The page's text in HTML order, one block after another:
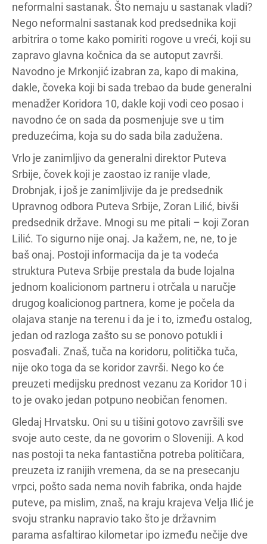
neformalni sastanak. Što nemaju u sastanak vladi?
Nego neformalni sastanak kod predsednika koji
arbitrira o tome kako pomiriti rogove u vreći, koji su
zapravo glavna kočnica da se autoput završi.
Navodno je Mrkonjić izabran za, kapo di makina,
dakle, čoveka koji bi sada trebao da bude generalni
menadžer Koridora 10, dakle koji vodi ceo posao i
navodno će on sada da posmenjuje sve u tim
preduzećima, koja su do sada bila zadužena.
Vrlo je zanimljivo da generalni direktor Puteva
Srbije, čovek koji je zaostao iz ranije vlade,
Drobnjak, i još je zanimljivije da je predsednik
Upravnog odbora Puteva Srbije, Zoran Lilić, bivši
predsednik države. Mnogi su me pitali – koji Zoran
Lilić. To sigurno nije onaj. Ja kažem, ne, ne, to je
baš onaj. Postoji informacija da je ta vodeća
struktura Puteva Srbije prestala da bude lojalna
jednom koalicionom partneru i otrčala u naručje
drugog koalicionog partnera, kome je počela da
olajava stanje na terenu i da je i to, između ostalog,
jedan od razloga zašto su se ponovo potukli i
posvađali. Znaš, tuča na koridoru, politička tuča,
nije oko toga da se koridor završi. Nego ko će
preuzeti medijsku prednost vezanu za Koridor 10 i
to je ovako jedan potpuno neobičan fenomen.
Gledaj Hrvatsku. Oni su u tišini gotovo završili sve
svoje auto ceste, da ne govorim o Sloveniji. A kod
nas postoji ta neka fantastična potreba političara,
preuzeta iz ranijih vremena, da se na presecanju
vrpci, pošto sada nema novih fabrika, onda hajde
puteve, pa mislim, znaš, na kraju krajeva Velja Ilić je
svoju stranku napravio tako što je državnim
parama asfaltirao kilometar ipo između nečije dve